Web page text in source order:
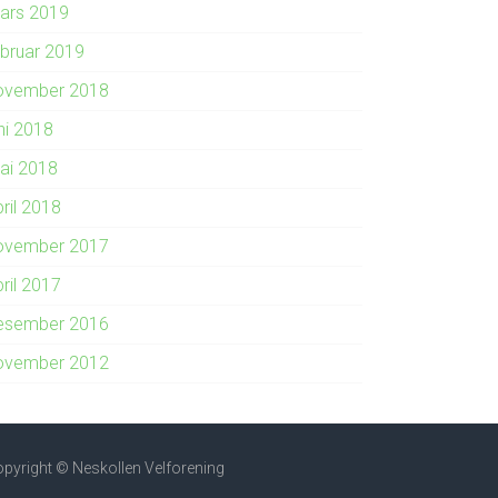
2019
2019
2018
2018
2018
2018
2017
2017
2016
2012
© Neskollen Velforening